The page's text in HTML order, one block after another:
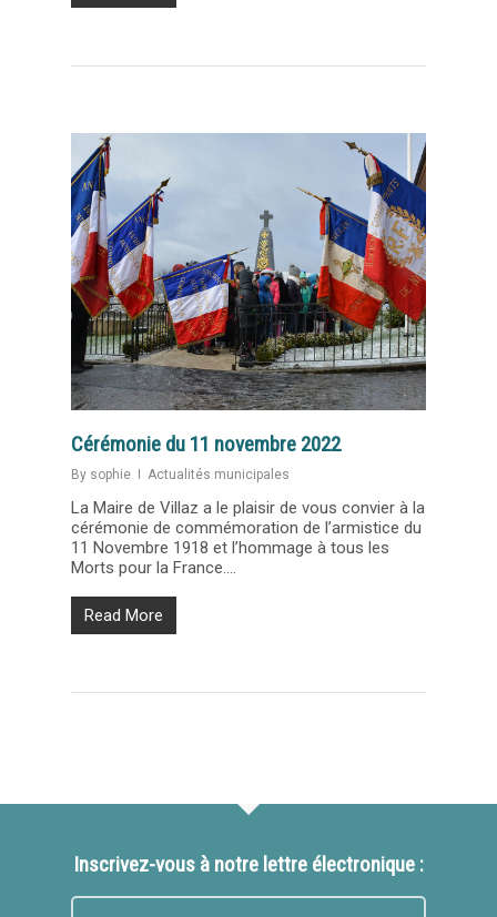
Cérémonie du 11 novembre 2022
By sophie Actualités municipales
La Maire de Villaz a le plaisir de vous convier à la
cérémonie de commémoration de l’armistice du
11 Novembre 1918 et l’hommage à tous les
Morts pour la France....
Read More
Inscrivez-vous à notre lettre électronique :